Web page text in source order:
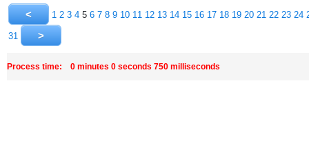
1 2 3 4 5 6 7 8 9 10 11 12 13 14 15 16 17 18 19 20 21 22 23 24
31
Process time: 0 minutes 0 seconds 750 milliseconds